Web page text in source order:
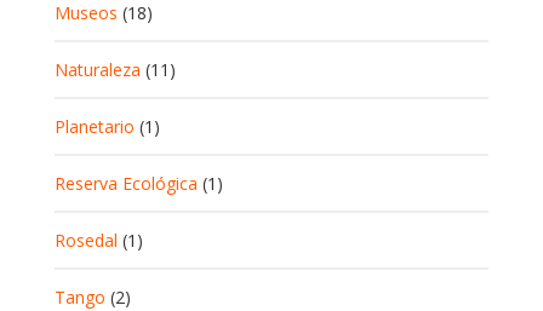
Museos (18)
Naturaleza (11)
Planetario (1)
Reserva Ecológica (1)
Rosedal (1)
Tango (2)